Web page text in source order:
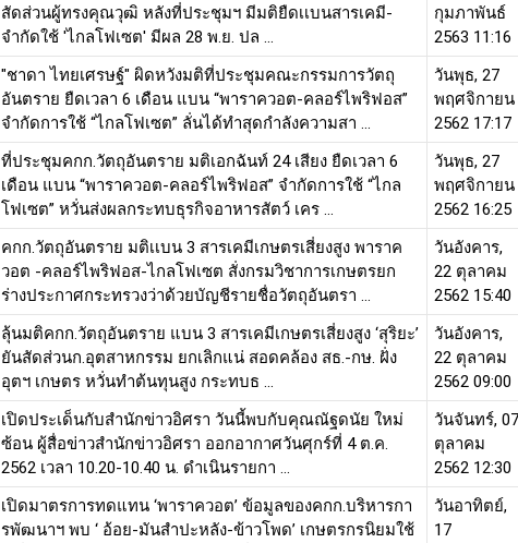
สัดส่วนผู้ทรงคุณวุฒิ หลังที่ประชุมฯ มีมติยืดเเบนสารเคมี-
จำกัดใช้ 'ไกลโฟเซต' มีผล 28 พ.ย. ปล ...
กุมภาพันธ์
2563 11:16
"ชาดา ไทยเศรษฐ์" ผิดหวังมติที่ประชุมคณะกรรมการวัตถุ
อันตราย ยืดเวลา 6 เดือน แบน “พาราควอต-คลอร์ไพริฟอส”
จำกัดการใช้ “ไกลโฟเซต” ลั่นได้ทำสุดกำลังความสา ...
วันพุธ, 27
พฤศจิกายน
2562 17:17
ที่ประชุมคกก.วัตถุอันตราย มติเอกฉันท์ 24 เสียง ยืดเวลา 6
เดือน แบน “พาราควอต-คลอร์ไพริฟอส” จำกัดการใช้ “ไกล
โฟเซต” หวั่นส่งผลกระทบธุรกิจอาหารสัตว์ เคร ...
วันพุธ, 27
พฤศจิกายน
2562 16:25
คกก.วัตถุอันตราย มติเเบน 3 สารเคมีเกษตรเสี่ยงสูง พาราค
วอต -คลอร์ไพริฟอส-ไกลโฟเซต สั่งกรมวิชาการเกษตรยก
ร่างประกาศกระทรวงว่าด้วยบัญชีรายชื่อวัตถุอันตรา ...
วันอังคาร,
22 ตุลาคม
2562 15:40
ลุ้นมติคกก.วัตถุอันตราย แบน 3 สารเคมีเกษตรเสี่ยงสูง ‘สุริยะ’
ยันสัดส่วนก.อุตสาหกรรม ยกเลิกแน่ สอดคล้อง สธ.-กษ. ฝั่ง
อุตฯ เกษตร หวั่นทำต้นทุนสูง กระทบธ ...
วันอังคาร,
22 ตุลาคม
2562 09:00
เปิดประเด็นกับสำนักข่าวอิศรา วันนี้พบกับคุณณัฐดนัย ใหม่
ซ้อน ผู้สื่อข่าวสำนักข่าวอิศรา ออกอากาศวันศุกร์ที่ 4 ต.ค.
2562 เวลา 10.20-10.40 น. ดำเนินรายกา ...
วันจันทร์, 07
ตุลาคม
2562 12:30
เปิดมาตรการทดแทน ‘พาราควอต’ ข้อมูลของคกก.บริหารกา
รพัฒนาฯ พบ ‘ อ้อย-มันสำปะหลัง-ข้าวโพด’ เกษตรกรนิยมใช้
วันอาทิตย์,
17